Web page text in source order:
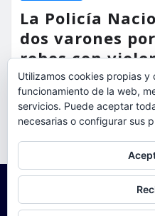
La Policía
dos varones
robos con
misma mañana
torrent al dia
Utilizamos cookies propias
funcionamiento de la web,
servicios. Puede aceptar
necesarias o configurar sus
Para obtener más información,